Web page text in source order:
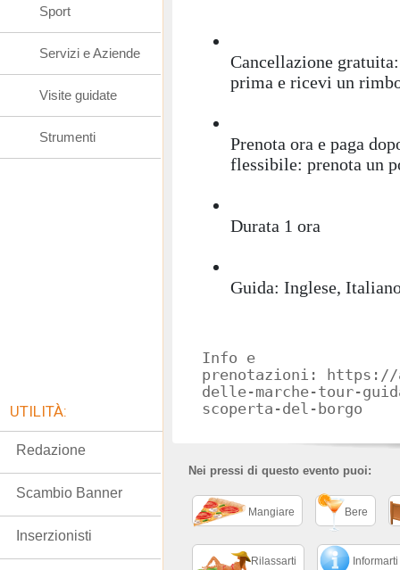
Cancellazione
prima e ricevi un
Prenota ora e paga
flessibile: prenota un
Durata 1 ora
Guida: Inglese,
Info e
prenotazioni:
delle-marche-tour-
scoperta-del-borgo
Nei pressi di questo evento puoi:
Mangiare Bere
Rilassarti Informarti
Sport
Servizi e Aziende
Visite guidate
Strumenti
UTILITÀ:
Redazione
Scambio Banner
Inserzionisti